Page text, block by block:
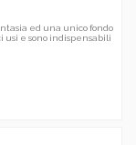
ed una unico fondo
usi e sono indispensabili